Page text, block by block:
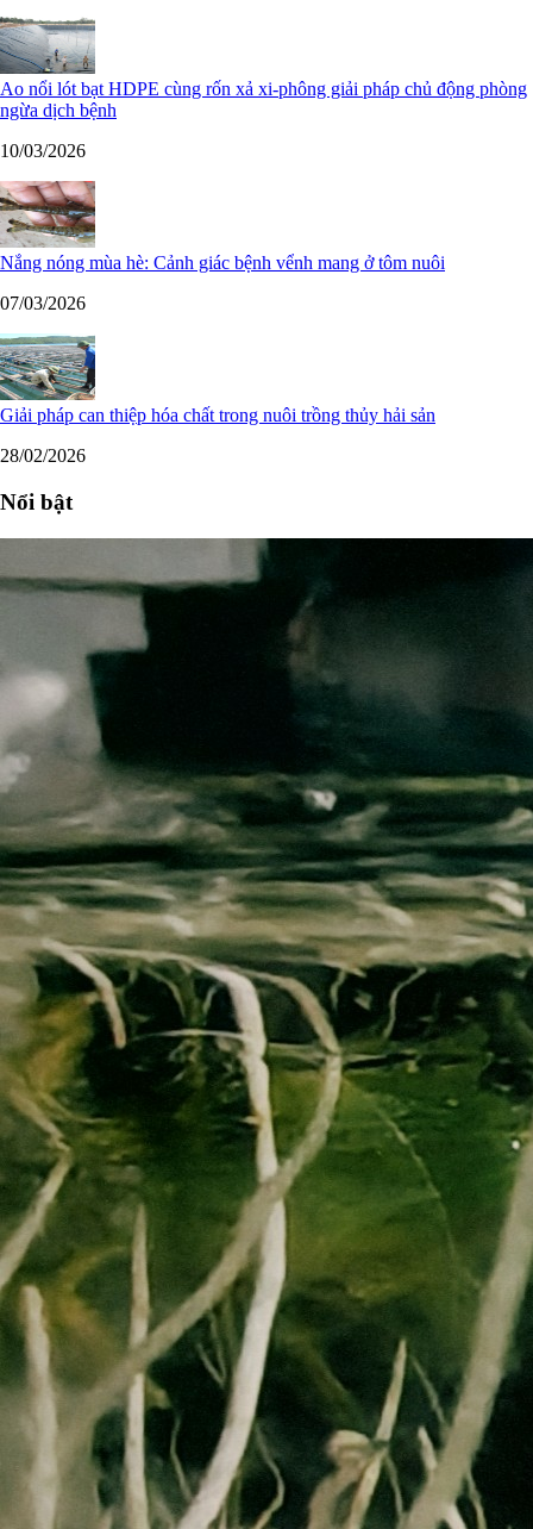
Ao nổi lót bạt HDPE cùng rốn xả xi-phông giải pháp chủ động phòng
ngừa dịch bệnh
10/03/2026
Nắng nóng mùa hè: Cảnh giác bệnh vểnh mang ở tôm nuôi
07/03/2026
Giải pháp can thiệp hóa chất trong nuôi trồng thủy hải sản
28/02/2026
Nổi bật